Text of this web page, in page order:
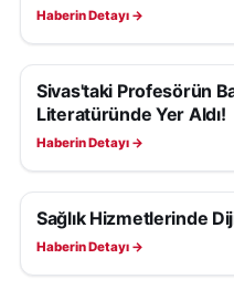
Haberin Detayı →
SAĞLIK
Sivas'taki Profesörün
Literatüründe Yer Aldı!
Haberin Detayı →
SAĞLIK
Sağlık Hizmetlerinde
Haberin Detayı →